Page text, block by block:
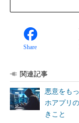
Share
関連記事
悪意をも
ホアプリ
きこと